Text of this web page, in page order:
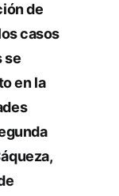
de
casos
se
en la